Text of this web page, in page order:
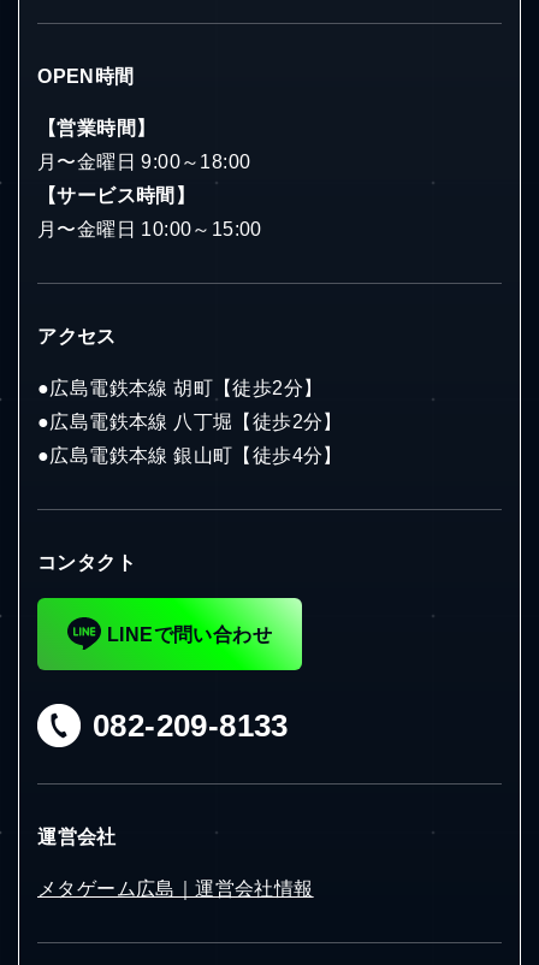
OPEN時間
【営業時間】
月〜金曜日 9:00～18:00
【サービス時間】
月〜金曜日 10:00～15:00
アクセス
●広島電鉄本線 胡町【徒歩2分】
●広島電鉄本線 八丁堀【徒歩2分】
●広島電鉄本線 銀山町【徒歩4分】
コンタクト
LINEで問い合わせ
082-209-8133
運営会社
メタゲーム広島｜運営会社情報
い！
無料体験って、どんなことをす
るの？
工賃について、知りたい！
お仕事の詳しい内容が知りた